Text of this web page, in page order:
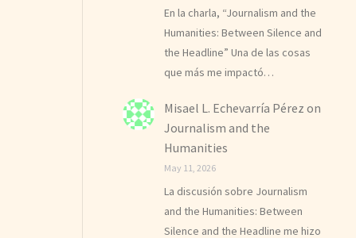
En la charla, “Journalism and the
Humanities: Between Silence and
the Headline” Una de las cosas
que más me impactó…
Misael L. Echevarría Pérez on
Journalism and the
Humanities
May 11, 2026
La discusión sobre Journalism
and the Humanities: Between
Silence and the Headline me hizo